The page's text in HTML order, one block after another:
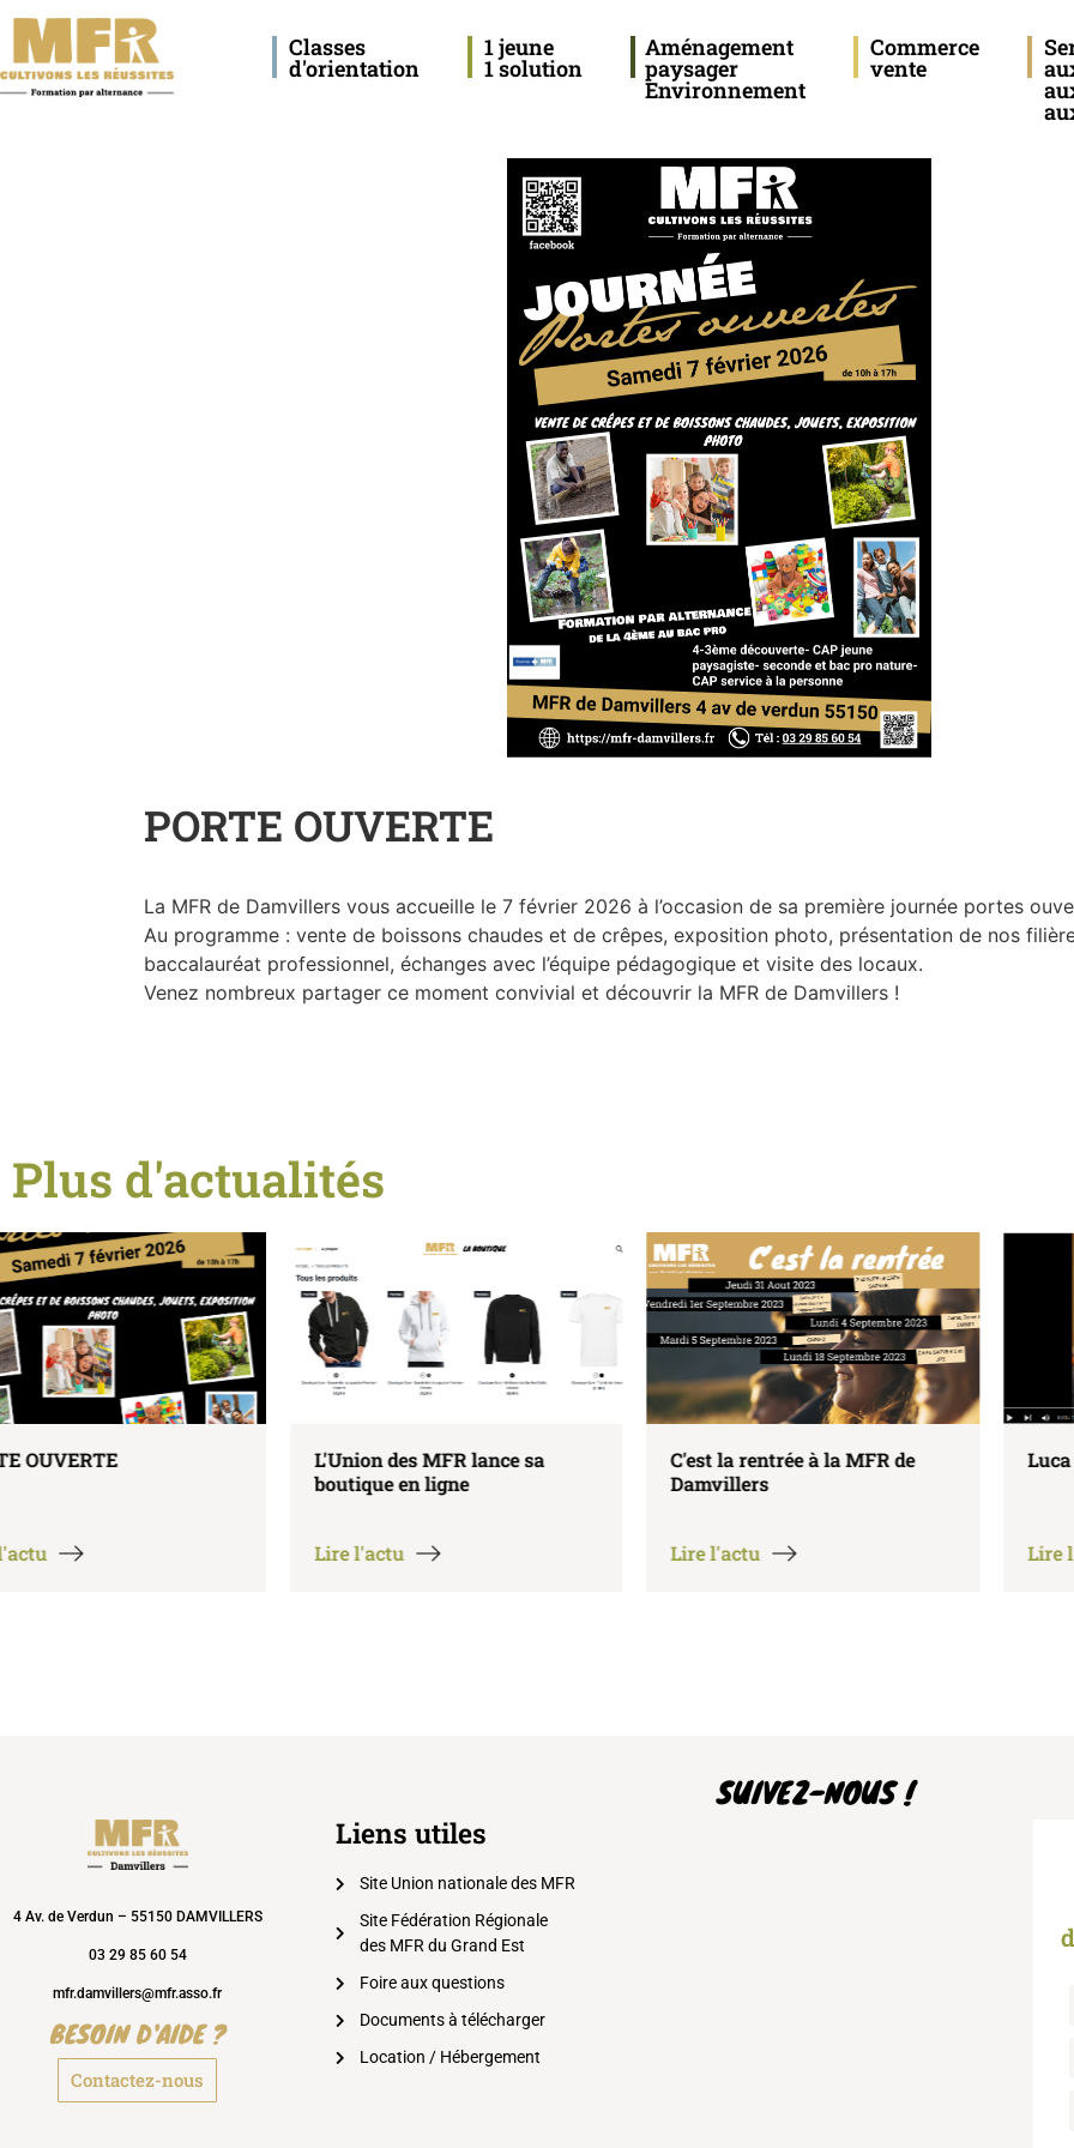
Classes
d'orientation
1 jeune
1 solution
Aménagement
paysager
Environnement
Commerce
vente
PORTE OUVERTE
La MFR de Damvillers vous accueille le 7 février 2026 à l’occasion de sa première journée portes
Au programme : vente de boissons chaudes et de crêpes, exposition photo, présentation de nos
baccalauréat professionnel, échanges avec l’équipe pédagogique et visite des locaux.
Venez nombreux partager ce moment convivial et découvrir la MFR de Damvillers !
Plus d'actualités
L'Union des MFR lance sa
Lire l'actu
C'est la rentrée à la MFR de
Damvillers
Lire l'actu
Luca nous parle du Bac Pro
Lire l'actu
4 Av. de Verdun – 55150 DAMVILLERS
03 29 85 60 54
mfr.damvillers@mfr.asso.fr
BESOIN D'AIDE ?
Contactez-nous
Liens utiles
Site Union nationale des MFR
Site Fédération Régionale
des MFR du Grand Est
Foire aux questions
Documents à télécharger
Location / Hébergement
SUIVEZ-NOUS !